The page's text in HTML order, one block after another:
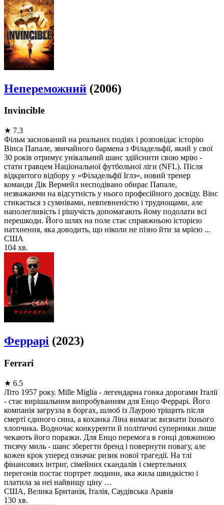
Непереможний (2006)
Invincible
★ 7.3
Фільм заснований на реальних подіях і розповідає історію
Вінса Папале, звичайного бармена з Філадельфії, який у свої
30 років отримує унікальний шанс здійснити свою мрію -
стати гравцем Національної футбольної ліги (NFL). Після
відкритого відбору у «Філадельфії Іглз», новий тренер
команди Дік Вермейл несподівано обирає Папале,
незважаючи на відсутність у нього професійного досвіду. Вінс
стикається з сумнівами, невпевненістю і труднощами, але
наполегливість і рішучість допомагають йому подолати всі
перешкоди. Його шлях на поле стає справжньою історією
натхнення, яка доводить, що ніколи не пізно йти за мрією ...
США
104 хв.
Феррарі (2023)
Ferrari
★ 6.5
Літо 1957 року. Mille Miglia - легендарна гонка дорогами Італії
- стає вирішальним випробуванням для Енцо Феррарі. Його
компанія загрузла в боргах, шлюб із Лаурою тріщить після
смерті єдиного сина, а коханка Ліна вимагає визнати їхнього
хлопчика. Водночас конкуренти й політичні суперники лише
чекають його поразки. Для Енцо перемога в гонці довжиною
тисячу миль - шанс зберегти бренд і повернути повагу, але
кожен крок уперед означає ризик нової трагедії. На тлі
фінансових інтриг, сімейних скандалів і смертельних
перегонів постає портрет людини, яка жила швидкістю і
платила за неї найвищу ціну …
США, Велика Британія, Італія, Саудівська Аравія
130 хв.